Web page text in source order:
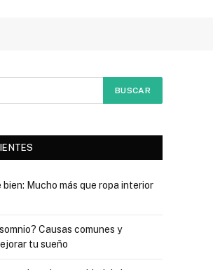
bien: Mucho más que ropa interior
Causas comunes y
tu sueño